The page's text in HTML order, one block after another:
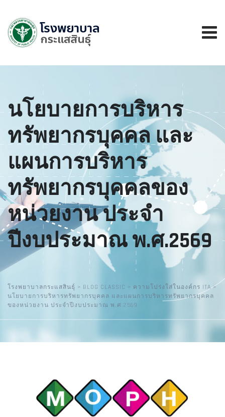
นโยบายการบริหาร
ทรัพยากรบุคคล และ
แผนการบริหาร
ทรัพยากรบุคคลของ
หน่วยงาน ประจำ
ปีงบประมาณ พ.ศ.2569
โรงพยาบาลกระแสสินธุ์ > BLOG CLASSIC > ความโปร่งใส่ในองค์กร ITA>
นโยบายการบริหารทรัพยากรบุคคล และแผนการบริหารทรัพยากรบุคคล
ของหน่วยงาน ประจำปีงบประมาณ พ.ศ.2569